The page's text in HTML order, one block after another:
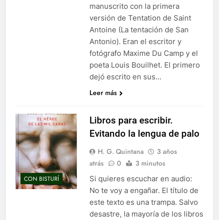
manuscrito con la primera
versión de Tentation de Saint
Antoine (La tentación de San
Antonio). Eran el escritor y
fotógrafo Maxime Du Camp y el
poeta Louis Bouilhet. El primero
dejó escrito en sus…
Leer más
CON BISTURÍ
Libros para escribir.
Evitando la lengua de palo
H. G. Quintana
3 años
atrás
0 3 minutos
Si quieres escuchar en audio:
No te voy a engañar. El título de
este texto es una trampa. Salvo
desastre, la mayoría de los libros